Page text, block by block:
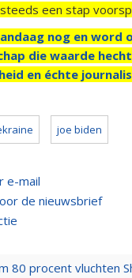
een stap
nog en word
die waarde
en échte
joe biden
e-mail
de nieuwsbrief
80 procent vluchten